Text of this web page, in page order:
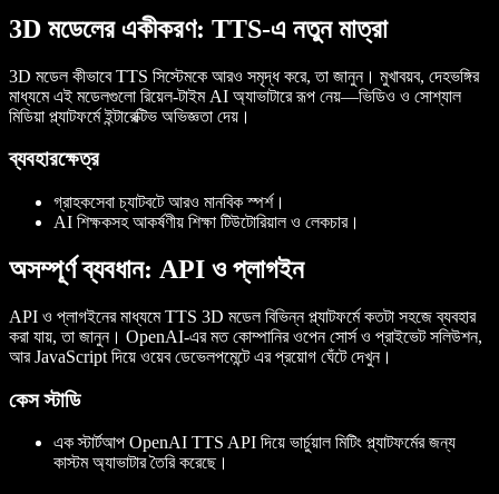
3D মডেলের একীকরণ: TTS-এ নতুন মাত্রা
3D মডেল কীভাবে TTS সিস্টেমকে আরও সমৃদ্ধ করে, তা জানুন। মুখাবয়ব, দেহভঙ্গির
মাধ্যমে এই মডেলগুলো রিয়েল-টাইম AI অ্যাভাটারে রূপ নেয়—ভিডিও ও সোশ্যাল
মিডিয়া প্ল্যাটফর্মে ইন্টারেক্টিভ অভিজ্ঞতা দেয়।
ব্যবহারক্ষেত্র
গ্রাহকসেবা চ্যাটবটে আরও মানবিক স্পর্শ।
AI শিক্ষকসহ আকর্ষণীয় শিক্ষা টিউটোরিয়াল ও লেকচার।
অসম্পূর্ণ ব্যবধান: API ও প্লাগইন
API ও প্লাগইনের মাধ্যমে TTS 3D মডেল বিভিন্ন প্ল্যাটফর্মে কতটা সহজে ব্যবহার
করা যায়, তা জানুন। OpenAI-এর মত কোম্পানির ওপেন সোর্স ও প্রাইভেট সলিউশন,
আর JavaScript দিয়ে ওয়েব ডেভেলপমেন্টে এর প্রয়োগ ঘেঁটে দেখুন।
কেস স্টাডি
এক স্টার্টআপ OpenAI TTS API দিয়ে ভার্চুয়াল মিটিং প্ল্যাটফর্মের জন্য
কাস্টম অ্যাভাটার তৈরি করেছে।